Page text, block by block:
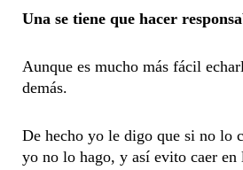
Una se tiene que hacer
Aunque es mucho más fácil
demás.
De hecho yo le digo que si no lo
yo no lo hago, y así evito caer en